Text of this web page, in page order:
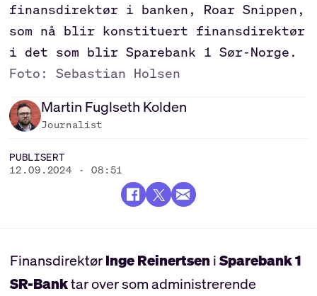
finansdirektør i banken, Roar Snippen,
som nå blir konstituert finansdirektør
i det som blir Sparebank 1 Sør-Norge.
Foto: Sebastian Holsen
Martin Fuglseth Kolden
Journalist
PUBLISERT
12.09.2024 - 08:51
FinansdirektørInge ReinertseniSparebank 1
SR-Banktar over som administrerende